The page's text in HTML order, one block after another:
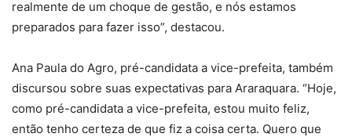
realmente de um choque de gestão, e nós estamos
preparados para fazer isso”, destacou.
Ana Paula do Agro, pré-candidata a vice-prefeita, também
discursou sobre suas expectativas para Araraquara. “Hoje,
como pré-candidata a vice-prefeita, estou muito feliz,
então tenho certeza de que fiz a coisa certa. Quero que